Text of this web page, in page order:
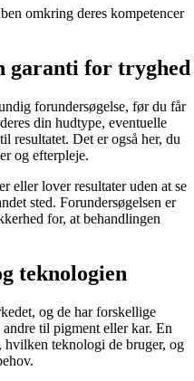
omkring deres kompetencer
garanti for tryghed
forundersøgelse, før du får
din hudtype, eventuelle
resultatet. Det er også her, du
og efterpleje.
eller lover resultater uden at se
sted. Forundersøgelsen er
for, at behandlingen
teknologien
og de har forskellige
til pigment eller kar. En
teknologi de bruger, og